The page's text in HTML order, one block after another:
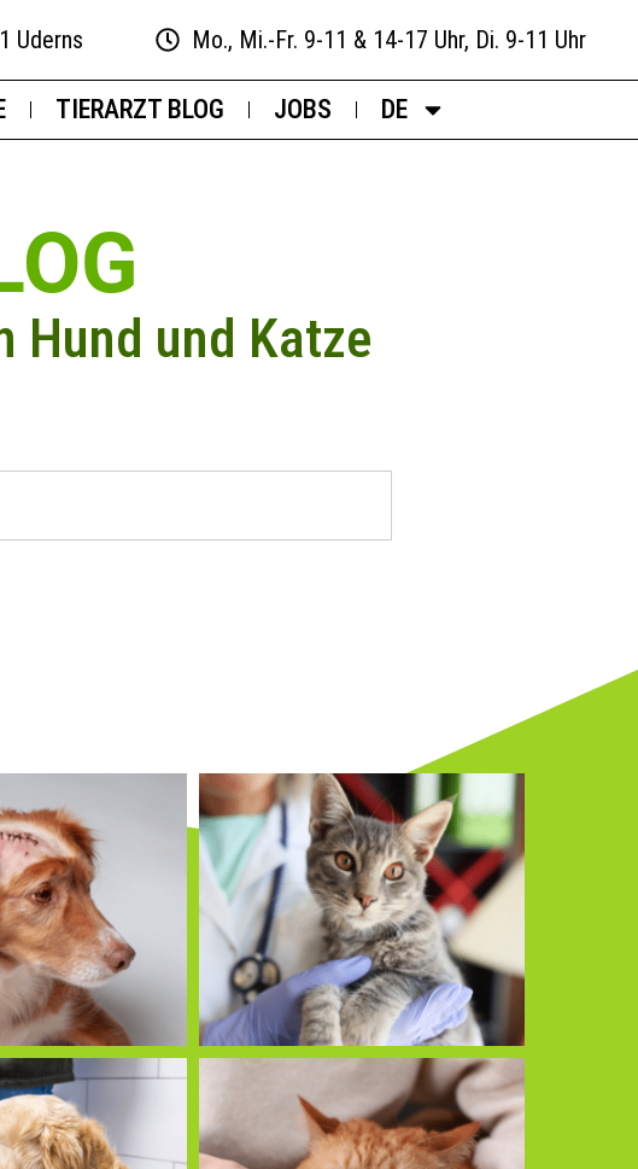
Uderns Mo., Mi.-Fr. 9-11 & 14-17 Uhr, Di. 9-11 Uhr
TIERARZT BLOG JOBS DE
Hund und Katze